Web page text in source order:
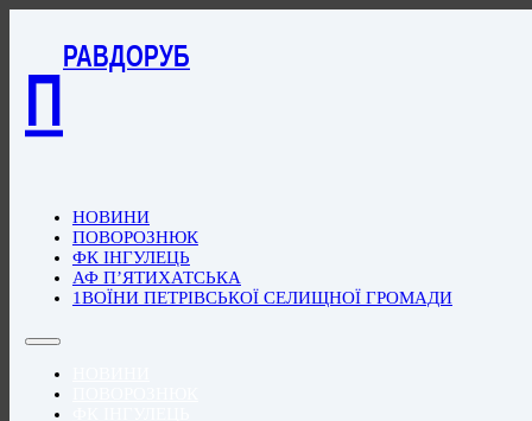
П
РАВДОРУБ
НОВИНИ
ПОВОРОЗНЮК
ФК ІНГУЛЕЦЬ
АФ П’ЯТИХАТСЬКА
1ВОЇНИ ПЕТРІВСЬКОЇ СЕЛИЩНОЇ ГРОМАДИ